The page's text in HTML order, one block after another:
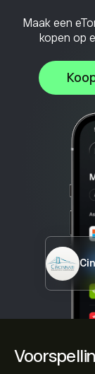
Maak een
kopen op